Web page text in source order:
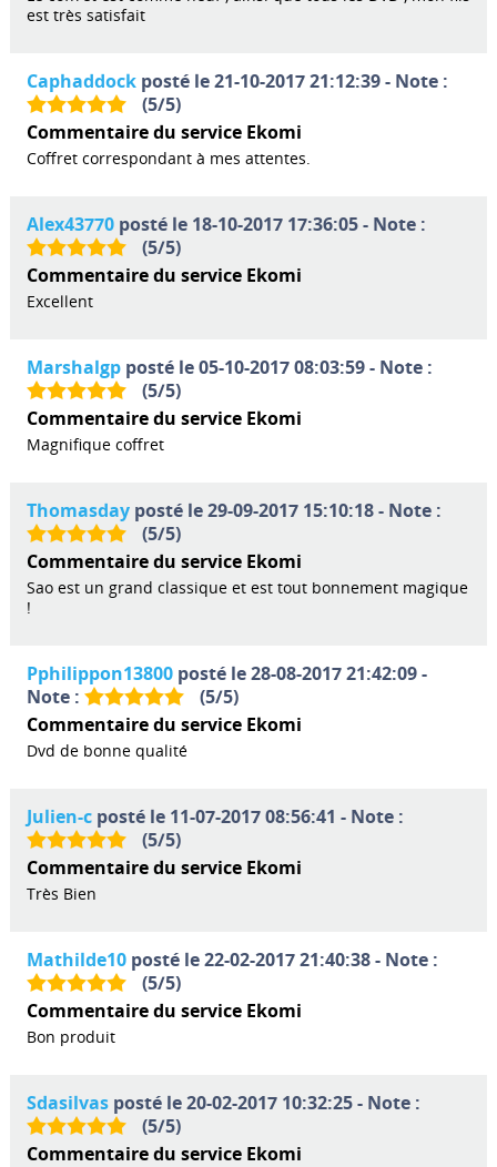
est très satisfait
Caphaddockposté le 21-10-2017 21:12:39 - Note :
(5/5)
Commentaire du service Ekomi
Coffret correspondant à mes attentes.
Alex43770posté le 18-10-2017 17:36:05 - Note :
(5/5)
Commentaire du service Ekomi
Excellent
Marshalgpposté le 05-10-2017 08:03:59 - Note :
(5/5)
Commentaire du service Ekomi
Magnifique coffret
Thomasdayposté le 29-09-2017 15:10:18 - Note :
(5/5)
Commentaire du service Ekomi
Sao est un grand classique et est tout bonnement magique
!
Pphilippon13800posté le 28-08-2017 21:42:09 -
Note :
(5/5)
Commentaire du service Ekomi
Dvd de bonne qualité
Julien-cposté le 11-07-2017 08:56:41 - Note :
(5/5)
Commentaire du service Ekomi
Très Bien
Mathilde10posté le 22-02-2017 21:40:38 - Note :
(5/5)
Commentaire du service Ekomi
Bon produit
Sdasilvasposté le 20-02-2017 10:32:25 - Note :
(5/5)
Commentaire du service Ekomi